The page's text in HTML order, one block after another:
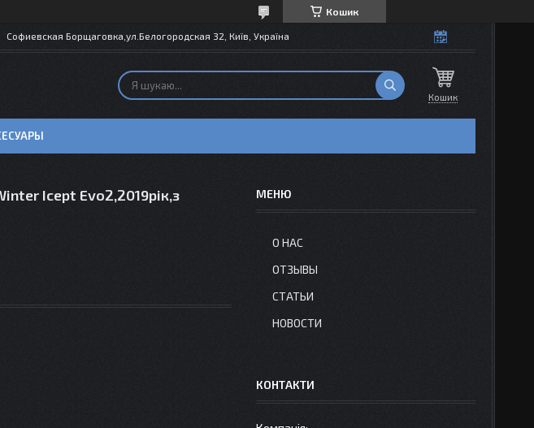
Кошик
Софиевская Борщаговка,ул.Белогородская 32, Київ, Україна
Кошик
Icept Evo2,2019рік,з
О НАС
ОТЗЫВЫ
СТАТЬИ
НОВОСТИ
КОНТАКТИ